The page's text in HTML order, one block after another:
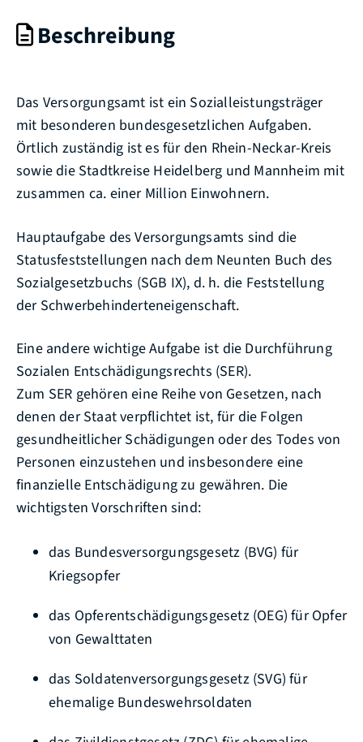
Beschreibung
Das Versorgungsamt ist ein Sozialleistungsträger
mit besonderen bundesgesetzlichen Aufgaben.
Örtlich zuständig ist es für den Rhein-Neckar-Kreis
sowie die Stadtkreise Heidelberg und Mannheim mit
zusammen ca. einer Million Einwohnern.
Hauptaufgabe des Versorgungsamts sind die
Statusfeststellungen nach dem Neunten Buch des
Sozialgesetzbuchs (SGB IX), d. h. die Feststellung
der Schwerbehinderteneigenschaft.
Eine andere wichtige Aufgabe ist die Durchführung
Sozialen Entschädigungsrechts (SER).
Zum SER gehören eine Reihe von Gesetzen, nach
denen der Staat verpflichtet ist, für die Folgen
gesundheitlicher Schädigungen oder des Todes von
Personen einzustehen und insbesondere eine
finanzielle Entschädigung zu gewähren. Die
wichtigsten Vorschriften sind:
das Bundesversorgungsgesetz (BVG) für
Kriegsopfer
das Opferentschädigungsgesetz (OEG) für Opfer
von Gewalttaten
das Soldatenversorgungsgesetz (SVG) für
ehemalige Bundeswehrsoldaten